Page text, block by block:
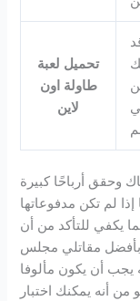
تحميل لعبة
طاولة اون
لاين
وحقق أرباحًا كبيرة
لم تكن مدفوعاتها
يكفي للتأكد من أن
بأفضل مقاتلي مجلس
في بيلاتور في عام 2023 بوجه يجب أن يكون مألوفا
من أنه يمكنك اختبار